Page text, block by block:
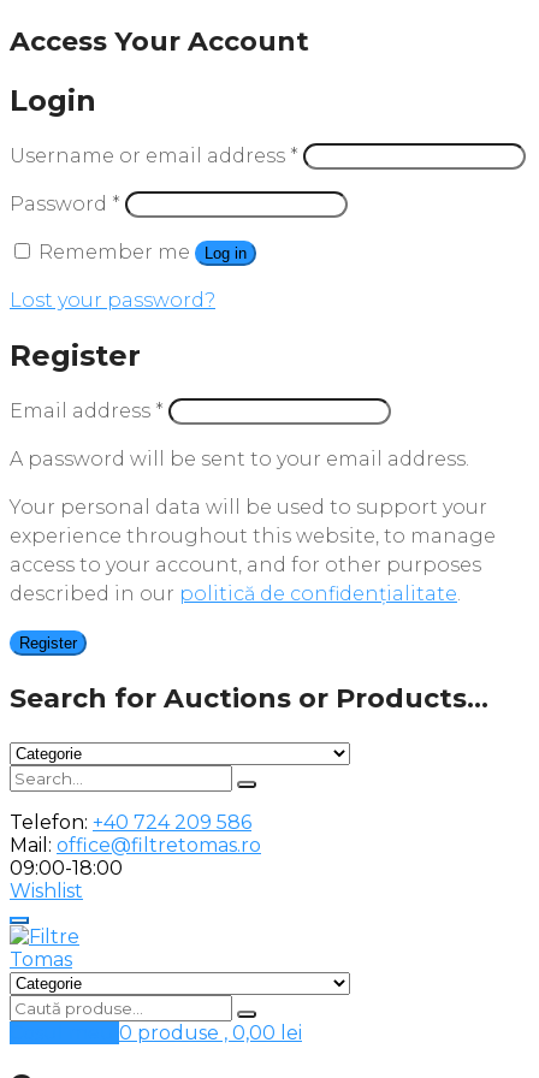
Access Your Account
Login
Username or email address *
Password *
Remember me Log in
Lost your password?
Register
Email address *
A password will be sent to your email address.
Your personal data will be used to support your
experience throughout this website, to manage
access to your account, and for other purposes
described in our politică de confidențialitate
Register
Search for Auctions or Products...
Telefon: +40 724 209 586
Mail: office@filtretomas.ro
09:00-18:00
Wishlist
0 produse , 0,00 lei